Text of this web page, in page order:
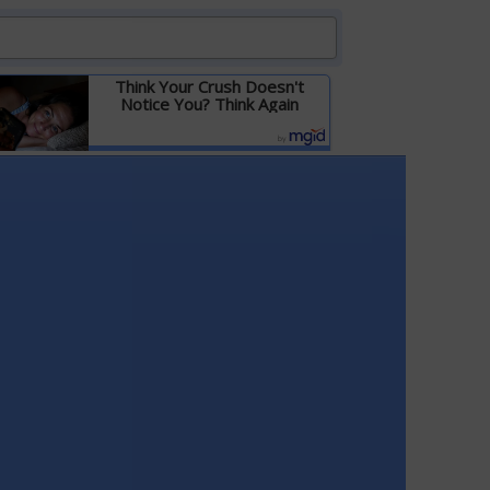
Think Your Crush Doesn't
Notice You? Think Again
Детальніше